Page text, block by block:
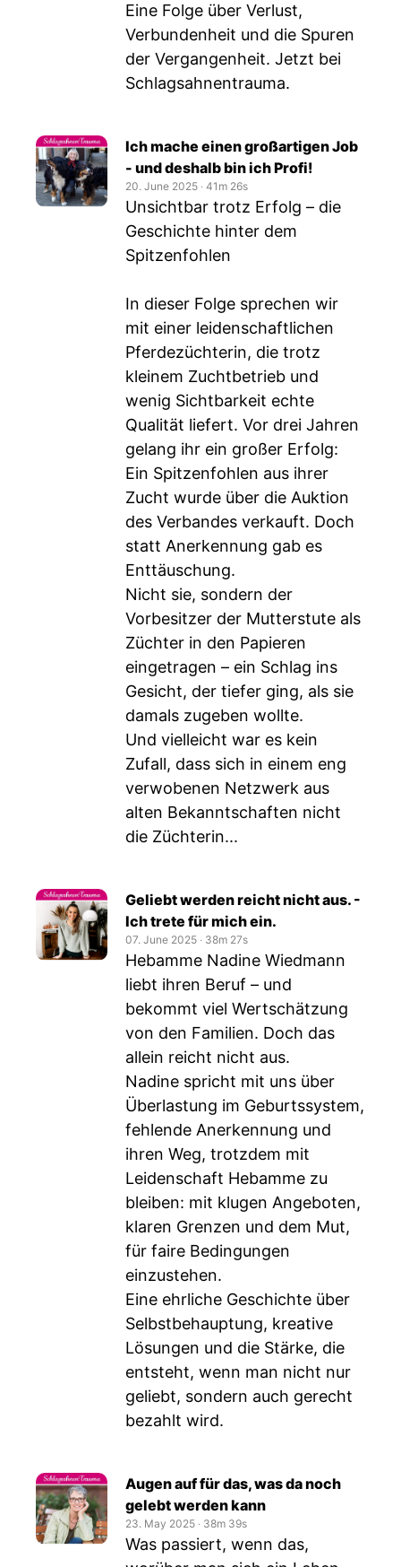
Eine Folge über Verlust,
Verbundenheit und die Spuren
der Vergangenheit. Jetzt bei
Schlagsahnentrauma.
Ich mache einen großartigen Job
- und deshalb bin ich Profi!
20. June 2025 ‧ 41m 26s
Unsichtbar trotz Erfolg – die
Geschichte hinter dem
Spitzenfohlen
In dieser Folge sprechen wir
mit einer leidenschaftlichen
Pferdezüchterin, die trotz
kleinem Zuchtbetrieb und
wenig Sichtbarkeit echte
Qualität liefert. Vor drei Jahren
gelang ihr ein großer Erfolg:
Ein Spitzenfohlen aus ihrer
Zucht wurde über die Auktion
des Verbandes verkauft. Doch
statt Anerkennung gab es
Enttäuschung.
Nicht sie, sondern der
Vorbesitzer der Mutterstute als
Züchter in den Papieren
eingetragen – ein Schlag ins
Gesicht, der tiefer ging, als sie
damals zugeben wollte.
Und vielleicht war es kein
Zufall, dass sich in einem eng
verwobenen Netzwerk aus
alten Bekanntschaften nicht
die Züchterin...
Geliebt werden reicht nicht aus. -
Ich trete für mich ein.
07. June 2025 ‧ 38m 27s
Hebamme Nadine Wiedmann
liebt ihren Beruf – und
bekommt viel Wertschätzung
von den Familien. Doch das
allein reicht nicht aus.
Nadine spricht mit uns über
Überlastung im Geburtssystem,
fehlende Anerkennung und
ihren Weg, trotzdem mit
Leidenschaft Hebamme zu
bleiben: mit klugen Angeboten,
klaren Grenzen und dem Mut,
für faire Bedingungen
einzustehen.
Eine ehrliche Geschichte über
Selbstbehauptung, kreative
Lösungen und die Stärke, die
entsteht, wenn man nicht nur
geliebt, sondern auch gerecht
bezahlt wird.
Augen auf für das, was da noch
gelebt werden kann
23. May 2025 ‧ 38m 39s
Was passiert, wenn das,